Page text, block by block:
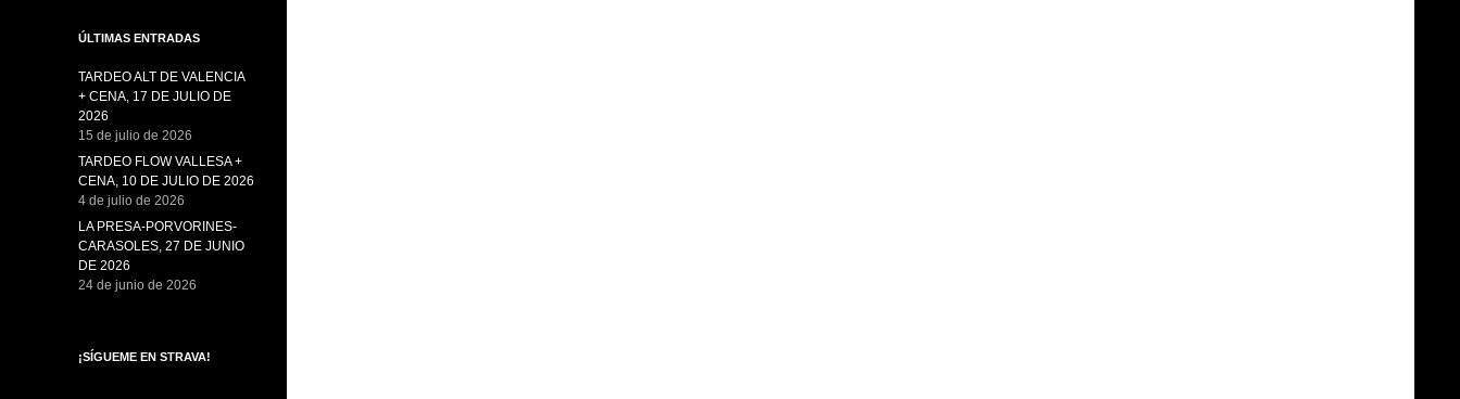
ÚLTIMAS ENTRADAS
TARDEO ALT DE VALENCIA
+ CENA, 17 DE JULIO DE
2026
15 de julio de 2026
TARDEO FLOW VALLESA +
CENA, 10 DE JULIO DE 2026
4 de julio de 2026
LA PRESA-PORVORINES-
CARASOLES, 27 DE JUNIO
DE 2026
24 de junio de 2026
¡SÍGUEME EN STRAVA!